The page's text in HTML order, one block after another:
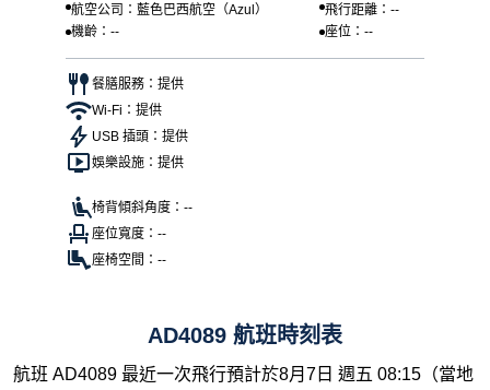
航空公司：藍色巴西航空（Azul）
飛行距離：--
機齡：--
座位：--
餐膳服務：提供
Wi-Fi：提供
USB 插頭：提供
娛樂設施：提供
椅背傾斜角度：--
座位寬度：--
座椅空間：--
AD4089 航班時刻表
航班 AD4089 最近一次飛行預計於8月7日 週五 08:15（當地